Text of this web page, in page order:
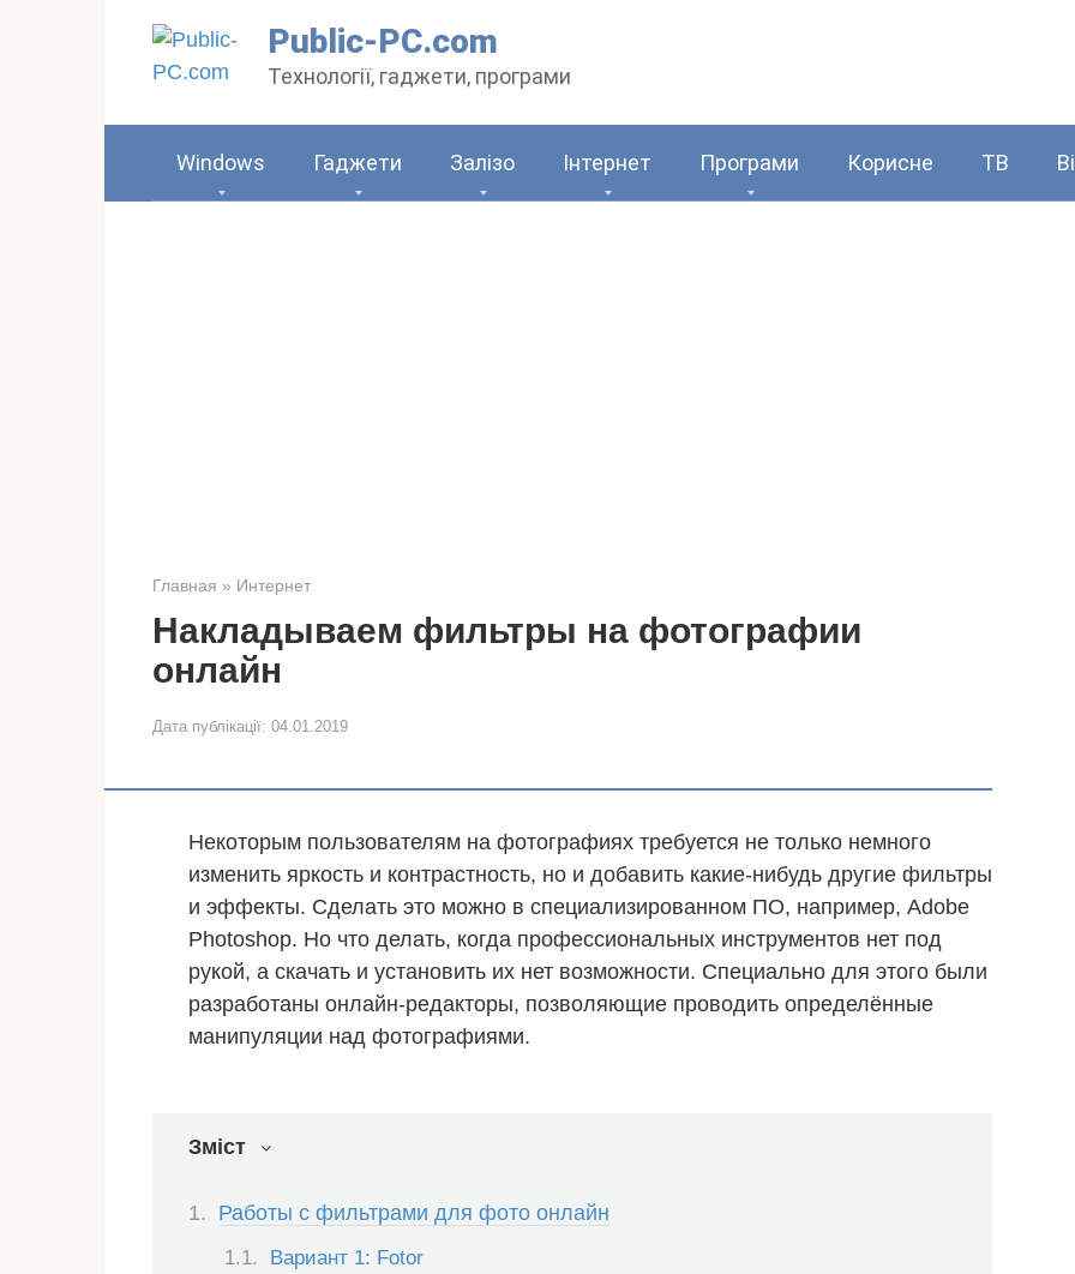
Public-PC.com
Технології, гаджети, програми
Windows Гаджети Залізо Інтернет Програми Корисне ТВ
Главная » Интернет
Накладываем фильтры на фотографии
онлайн
Дата публікації: 04.01.2019
Некоторым пользователям на фотографиях требуется не только немного
изменить яркость и контрастность, но и добавить какие-нибудь другие фильтры
и эффекты. Сделать это можно в специализированном ПО, например, Adobe
Photoshop. Но что делать, когда профессиональных инструментов нет под
рукой, а скачать и установить их нет возможности. Специально для этого были
разработаны онлайн-редакторы, позволяющие проводить определённые
манипуляции над фотографиями.
Зміст
Работы с фильтрами для фото онлайн
Вариант 1: Fotor